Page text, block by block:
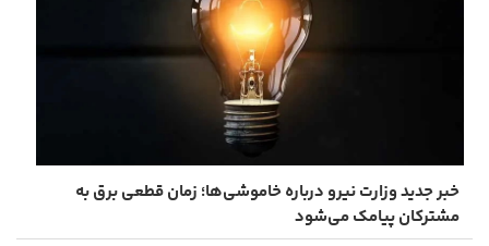
خبر جدید وزارت نیرو درباره خاموشی‌ها؛ زمان قطعی برق به
مشترکان پیامک می‌شود